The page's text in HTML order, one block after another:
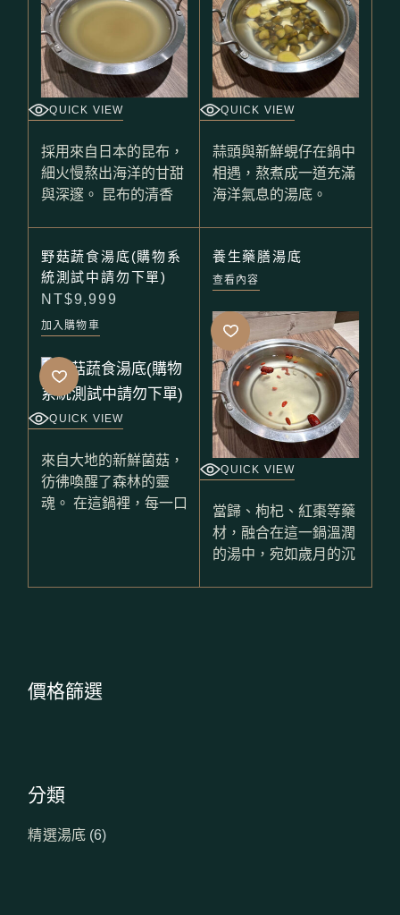
QUICK VIEW
採用來自日本的昆布，
細火慢熬出海洋的甘甜
與深邃。 昆布的清香
QUICK VIEW
蒜頭與新鮮蜆仔在鍋中
相遇，熬煮成一道充滿
海洋氣息的湯底。
野菇蔬食湯底(購物系
統測試中請勿下單)
NT$9,999
加入購物車
QUICK VIEW
來自大地的新鮮菌菇，
彷彿喚醒了森林的靈
魂。 在這鍋裡，每一口
養生藥膳湯底
查看內容
QUICK VIEW
當歸、枸杞、紅棗等藥
材，融合在這一鍋溫潤
的湯中，宛如歲月的沉
價格篩選
分類
精選湯底 66
個